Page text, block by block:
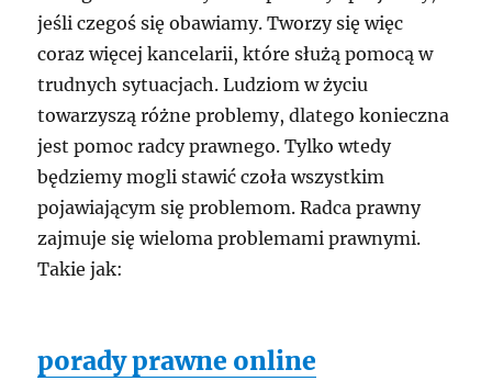
jeśli czegoś się obawiamy. Tworzy się więc
coraz więcej kancelarii, które służą pomocą w
trudnych sytuacjach. Ludziom w życiu
towarzyszą różne problemy, dlatego konieczna
jest pomoc radcy prawnego. Tylko wtedy
będziemy mogli stawić czoła wszystkim
pojawiającym się problemom. Radca prawny
zajmuje się wieloma problemami prawnymi.
Takie jak:
porady prawne online